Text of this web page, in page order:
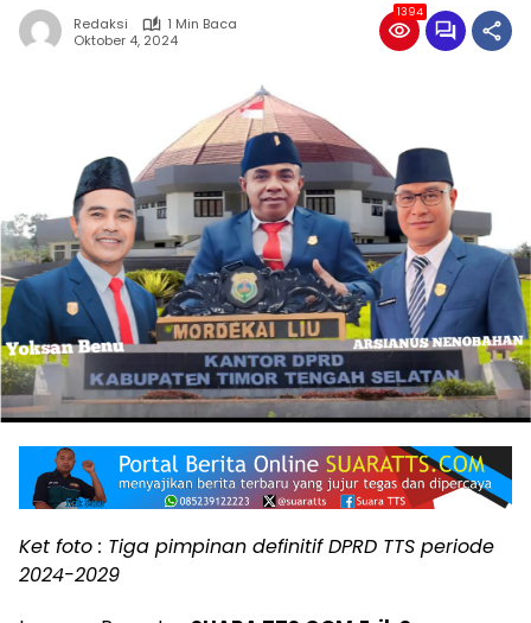
Redaksi
1 Min Baca
Oktober 4, 2024
1394
Ket foto : Tiga pimpinan definitif DPRD TTS periode
2024-2029